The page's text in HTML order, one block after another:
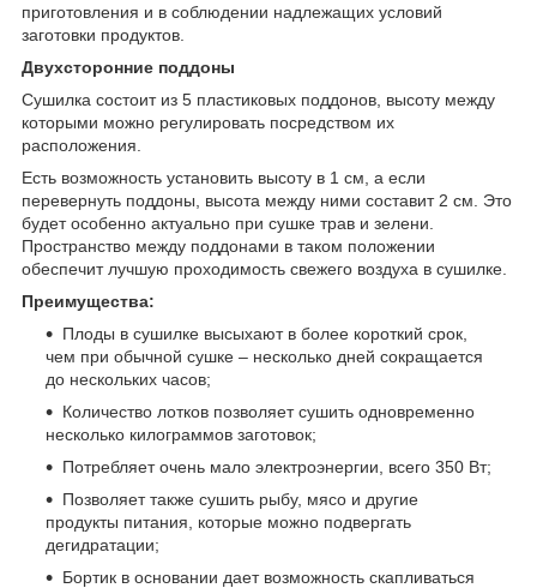
приготовления и в соблюдении надлежащих условий
заготовки продуктов.
Двухсторонние поддоны
Сушилка состоит из 5 пластиковых поддонов, высоту между
которыми можно регулировать посредством их
расположения.
Есть возможность установить высоту в 1 см, а если
перевернуть поддоны, высота между ними составит 2 см. Это
будет особенно актуально при сушке трав и зелени.
Пространство между поддонами в таком положении
обеспечит лучшую проходимость свежего воздуха в сушилке.
Преимущества:
Плоды в сушилке высыхают в более короткий срок,
чем при обычной сушке – несколько дней сокращается
до нескольких часов;
Количество лотков позволяет сушить одновременно
несколько килограммов заготовок;
Потребляет очень мало электроэнергии, всего 350 Вт;
Позволяет также сушить рыбу, мясо и другие
продукты питания, которые можно подвергать
дегидратации;
Бортик в основании дает возможность скапливаться